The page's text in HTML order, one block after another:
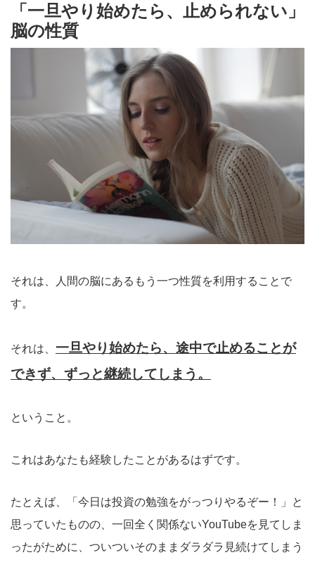
「一旦やり始めたら、止められない」
脳の性質
それは、人間の脳にあるもう一つ性質を利用することで
す。
それは、 一旦やり始めたら、途中で止めることが
できず、ずっと継続してしまう。
ということ。
これはあなたも経験したことがあるはずです。
たとえば、「今日は投資の勉強をがっつりやるぞー！」と
思っていたものの、一回全く関係ないYouTubeを見てしま
ったがために、ついついそのままダラダラ見続けてしまう